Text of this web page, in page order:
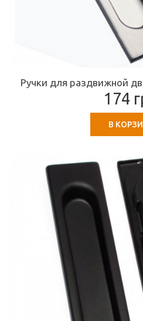
Ручки для раздвижной
174
В